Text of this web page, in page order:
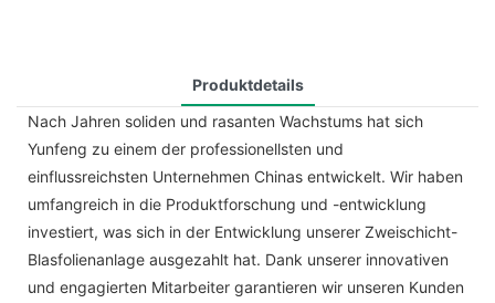
Produktdetails
Nach Jahren soliden und rasanten Wachstums hat sich
Yunfeng zu einem der professionellsten und
einflussreichsten Unternehmen Chinas entwickelt. Wir haben
umfangreich in die Produktforschung und -entwicklung
investiert, was sich in der Entwicklung unserer Zweischicht-
Blasfolienanlage ausgezahlt hat. Dank unserer innovativen
und engagierten Mitarbeiter garantieren wir unseren Kunden